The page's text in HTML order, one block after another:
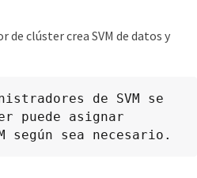
de clúster crea SVM de datos y
de SVM se
puede asignar
sea necesario.